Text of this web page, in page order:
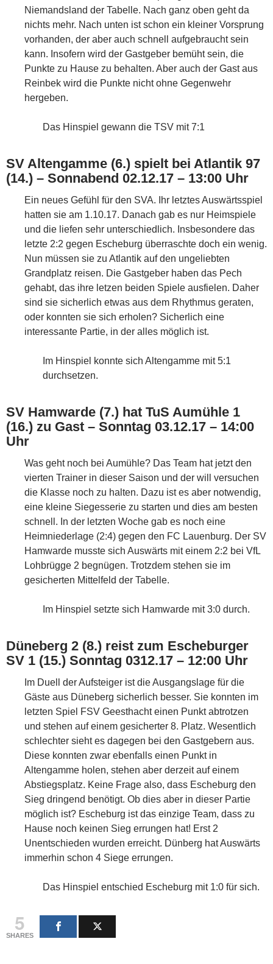
Niemandsland der Tabelle. Nach ganz oben geht da
nichts mehr. Nach unten ist schon ein kleiner Vorsprung
vorhanden, der aber auch schnell aufgebraucht sein
kann. Insofern wird der Gastgeber bemüht sein, die
Punkte zu Hause zu behalten. Aber auch der Gast aus
Reinbek wird die Punkte nicht ohne Gegenwehr
hergeben.
Das Hinspiel gewann die TSV mit 7:1
SV Altengamme (6.) spielt bei Atlantik 97
(14.) – Sonnabend 02.12.17 – 13:00 Uhr
Ein neues Gefühl für den SVA. Ihr letztes Auswärtsspiel
hatten sie am 1.10.17. Danach gab es nur Heimspiele
und die liefen sehr unterschiedlich. Insbesondere das
letzte 2:2 gegen Escheburg überraschte doch ein wenig.
Nun müssen sie zu Atlantik auf den ungeliebten
Grandplatz reisen. Die Gastgeber haben das Pech
gehabt, das ihre letzen beiden Spiele ausfielen. Daher
sind sie sicherlich etwas aus dem Rhythmus geraten,
oder konnten sie sich erholen? Sicherlich eine
interessante Partie, in der alles möglich ist.
Im Hinspiel konnte sich Altengamme mit 5:1
durchsetzen.
SV Hamwarde (7.) hat TuS Aumühle 1
(16.) zu Gast – Sonntag 03.12.17 – 14:00
Uhr
Was geht noch bei Aumühle? Das Team hat jetzt den
vierten Trainer in dieser Saison und der will versuchen
die Klasse noch zu halten. Dazu ist es aber notwendig,
eine kleine Siegesserie zu starten und dies am besten
schnell. In der letzten Woche gab es noch eine
Heimniederlage (2:4) gegen den FC Lauenburg. Der SV
Hamwarde musste sich Auswärts mit einem 2:2 bei VfL
Lohbrügge 2 begnügen. Trotzdem stehen sie im
gesicherten Mittelfeld der Tabelle.
Im Hinspiel setzte sich Hamwarde mit 3:0 durch.
Düneberg 2 (8.) reist zum Escheburger
SV 1 (15.) Sonntag 0312.17 – 12:00 Uhr
Im Duell der Aufsteiger ist die Ausgangslage für die
Gäste aus Düneberg sicherlich besser. Sie konnten im
letzten Spiel FSV Geesthacht einen Punkt abtrotzen
und stehen auf einem gesicherter 8. Platz. Wesentlich
schlechter sieht es dagegen bei den Gastgebern aus.
Diese konnten zwar ebenfalls einen Punkt in
Altengamme holen, stehen aber derzeit auf einem
Abstiegsplatz. Keine Frage also, dass Escheburg den
Sieg dringend benötigt. Ob dies aber in dieser Partie
möglich ist? Escheburg ist das einzige Team, dass zu
Hause noch keinen Sieg errungen hat! Erst 2
Unentschieden wurden erreicht. Dünberg hat Auswärts
immerhin schon 4 Siege errungen.
Das Hinspiel entschied Escheburg mit 1:0 für sich.
5
SHARES